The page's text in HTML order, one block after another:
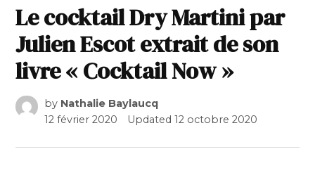
Le cocktail Dry Martini par
Julien Escot extrait de son
livre « Cocktail Now »
by Nathalie Baylaucq
12 février 2020
Updated12 octobre 2020